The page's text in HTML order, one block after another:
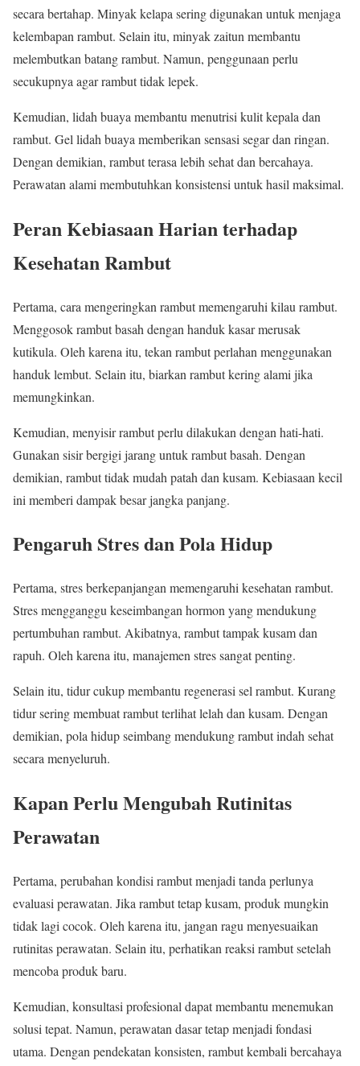
secara bertahap. Minyak kelapa sering digunakan untuk menjaga
kelembapan rambut. Selain itu, minyak zaitun membantu
melembutkan batang rambut. Namun, penggunaan perlu
secukupnya agar rambut tidak lepek.
Kemudian, lidah buaya membantu menutrisi kulit kepala dan
rambut. Gel lidah buaya memberikan sensasi segar dan ringan.
Dengan demikian, rambut terasa lebih sehat dan bercahaya.
Perawatan alami membutuhkan konsistensi untuk hasil maksimal.
Peran Kebiasaan Harian terhadap
Kesehatan Rambut
Pertama, cara mengeringkan rambut memengaruhi kilau rambut.
Menggosok rambut basah dengan handuk kasar merusak
kutikula. Oleh karena itu, tekan rambut perlahan menggunakan
handuk lembut. Selain itu, biarkan rambut kering alami jika
memungkinkan.
Kemudian, menyisir rambut perlu dilakukan dengan hati-hati.
Gunakan sisir bergigi jarang untuk rambut basah. Dengan
demikian, rambut tidak mudah patah dan kusam. Kebiasaan kecil
ini memberi dampak besar jangka panjang.
Pengaruh Stres dan Pola Hidup
Pertama, stres berkepanjangan memengaruhi kesehatan rambut.
Stres mengganggu keseimbangan hormon yang mendukung
pertumbuhan rambut. Akibatnya, rambut tampak kusam dan
rapuh. Oleh karena itu, manajemen stres sangat penting.
Selain itu, tidur cukup membantu regenerasi sel rambut. Kurang
tidur sering membuat rambut terlihat lelah dan kusam. Dengan
demikian, pola hidup seimbang mendukung rambut indah sehat
secara menyeluruh.
Kapan Perlu Mengubah Rutinitas
Perawatan
Pertama, perubahan kondisi rambut menjadi tanda perlunya
evaluasi perawatan. Jika rambut tetap kusam, produk mungkin
tidak lagi cocok. Oleh karena itu, jangan ragu menyesuaikan
rutinitas perawatan. Selain itu, perhatikan reaksi rambut setelah
mencoba produk baru.
Kemudian, konsultasi profesional dapat membantu menemukan
solusi tepat. Namun, perawatan dasar tetap menjadi fondasi
utama. Dengan pendekatan konsisten, rambut kembali bercahaya